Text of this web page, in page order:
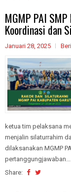
MGMP PAI
Koordinasi dan
Januari 28, 2025
ketua tim pelaksana
menjalin silaturrahim
dilaksanakan MGMP
pertanggungjawaban...
Share: